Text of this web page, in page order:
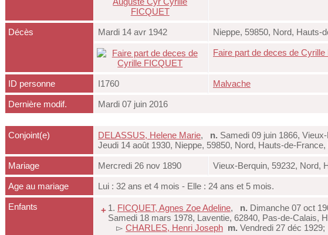
Décès Mardi 14 avr 1942 Nieppe, 59850, Nord, Hauts-
Faire part de deces de
ID personne I1760 Malvache
Dernière modif. Mardi 07 juin 2016
Conjoint(e) DELASSUS, Helene Marie, n. Samedi 09 juin 1866,
Jeudi 14 août 1930, Nieppe, 59850, Nord, Hauts-de-
Mariage Mercredi 26 nov 1890 Vieux-Berquin, 59232, Nord,
Age au mariage Lui : 32 ans et 4 mois - Elle : 24 ans et 5 mois.
Enfants + 1. FICQUET, Agnes Zoe Adeline, n. Dimanche 07 oct
Samedi 18 mars 1978, Laventie, 62840, Pas-de-Calais,
▻ CHARLES, Henri Joseph m. Vendredi 27 déc 1929;